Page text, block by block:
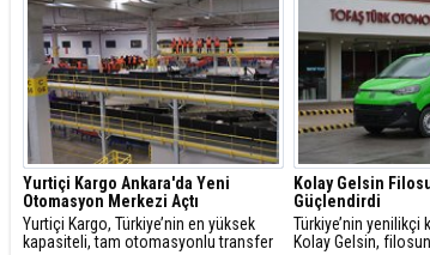
öğrenime kolayca
Yurtiçi Kargo Ankara'da Yeni
Otomasyon Merkezi Açtı
Yurtiçi Kargo, Türkiye’nin en yüksek
kapasiteli, tam otomasyonlu transfer
Kolay Gelsin
Güçlendirdi
Türkiye’nin yenilikçi
Kolay Gelsin,